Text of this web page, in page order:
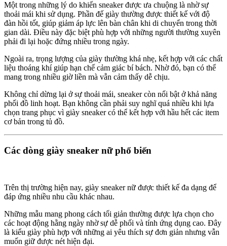
Một trong những lý do khiến sneaker được ưa chuộng là nhờ sự
thoải mái khi sử dụng. Phần đế giày thường được thiết kế với độ
đàn hồi tốt, giúp giảm áp lực lên bàn chân khi di chuyển trong thời
gian dài. Điều này đặc biệt phù hợp với những người thường xuyên
phải đi lại hoặc đứng nhiều trong ngày.
Ngoài ra, trọng lượng của giày thường khá nhẹ, kết hợp với các chất
liệu thoáng khí giúp hạn chế cảm giác bí bách. Nhờ đó, bạn có thể
mang trong nhiều giờ liền mà vẫn cảm thấy dễ chịu.
Không chỉ dừng lại ở sự thoải mái, sneaker còn nổi bật ở khả năng
phối đồ linh hoạt. Bạn không cần phải suy nghĩ quá nhiều khi lựa
chọn trang phục vì giày sneaker có thể kết hợp với hầu hết các item
cơ bản trong tủ đồ.
Các dòng giày sneaker nữ phổ biến
Trên thị trường hiện nay, giày sneaker nữ được thiết kế đa dạng để
đáp ứng nhiều nhu cầu khác nhau.
Những mẫu mang phong cách tối giản thường được lựa chọn cho
các hoạt động hằng ngày nhờ sự dễ phối và tính ứng dụng cao. Đây
là kiểu giày phù hợp với những ai yêu thích sự đơn giản nhưng vẫn
muốn giữ được nét hiện đại.